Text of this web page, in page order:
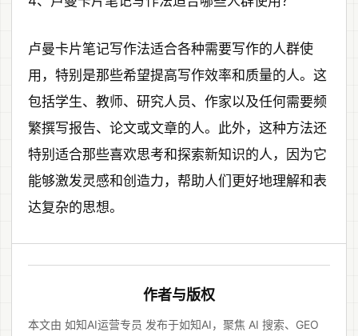
卢曼卡片笔记写作法适合各种需要写作的人群使
用，特别是那些希望提高写作效率和质量的人。这
包括学生、教师、研究人员、作家以及任何需要频
繁撰写报告、论文或文章的人。此外，这种方法还
特别适合那些喜欢思考和探索新知识的人，因为它
能够激发灵感和创造力，帮助人们更好地理解和表
达复杂的思想。
作者与版权
本文由 如知AI运营专员 发布于如知AI，聚焦 AI 搜索、GEO